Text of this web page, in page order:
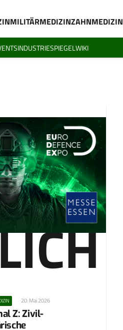
MILITÄRMEDIZINZAHNMEDIZIN
INDUSTRIESPIEGELWIKI
20. Mai 2026
Z: Zivil-